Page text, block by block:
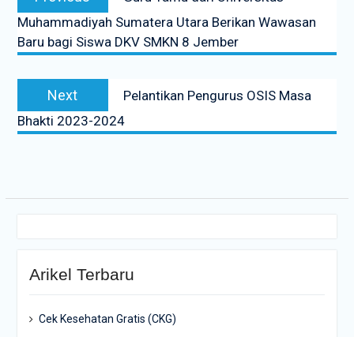
post:
Muhammadiyah Sumatera Utara Berikan Wawasan
Baru bagi Siswa DKV SMKN 8 Jember
Next
post:
Pelantikan Pengurus OSIS Masa
Bhakti 2023-2024
Arikel Terbaru
Cek Kesehatan Gratis (CKG)